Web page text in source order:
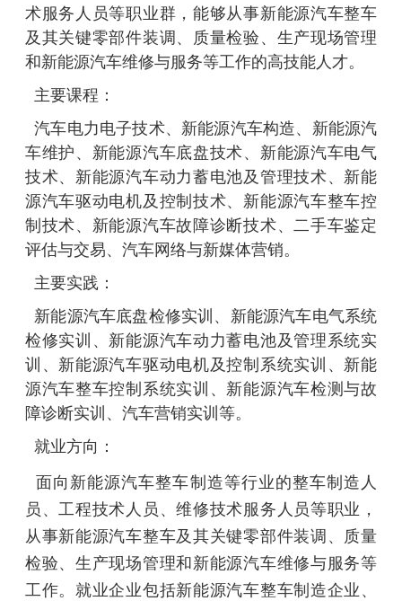
术服务人员等职业群，能够从事新能源汽车整车
及其关键零部件装调、质量检验、生产现场管理
和新能源汽车维修与服务等工作的高技能人才。
主要课程：
汽车电力电子技术、新能源汽车构造、新能源汽
车维护、新能源汽车底盘技术、新能源汽车电气
技术、新能源汽车动力蓄电池及管理技术、新能
源汽车驱动电机及控制技术、新能源汽车整车控
制技术、新能源汽车故障诊断技术、二手车鉴定
评估与交易、汽车网络与新媒体营销。
主要实践：
新能源汽车底盘检修实训、新能源汽车电气系统
检修实训、新能源汽车动力蓄电池及管理系统实
训、新能源汽车驱动电机及控制系统实训、新能
源汽车整车控制系统实训、新能源汽车检测与故
障诊断实训、汽车营销实训等。
就业方向：
面向新能源汽车整车制造等行业的整车制造人
员、工程技术人员、维修技术服务人员等职业，
从事新能源汽车整车及其关键零部件装调、质量
检验、生产现场管理和新能源汽车维修与服务等
工作。就业企业包括新能源汽车整车制造企业、